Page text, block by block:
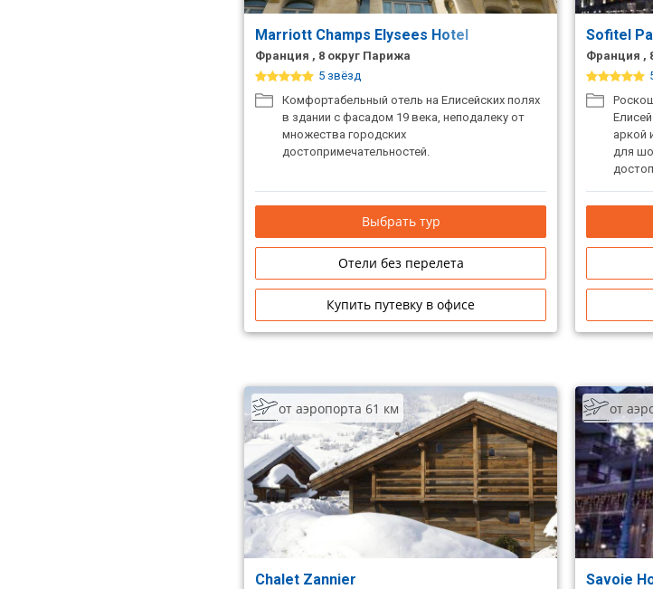
Marriott Champs Elysees Hotel
Франция , 8 округ Парижа
5 звёзд
Комфортабельный отель на Елисейских полях
в здании с фасадом 19 века, неподалеку от
множества городских
достопримечательностей.
Выбрать тур
Отели без перелета
Купить путевку в офисе
Sofitel
Франция ,
аркой
для
от аэропорта 61 км
Chalet Zannier
от
Savoie